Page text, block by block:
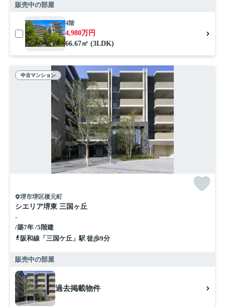
販売中の部屋
4階
4,980万円
66.67㎡ (3LDK)
中古マンション
堺市堺区榎元町
シエリア堺東 三国ヶ丘
-
/築7年 /5階建
阪和線「三国ケ丘」駅 徒歩9分
販売中の部屋
過去掲載物件